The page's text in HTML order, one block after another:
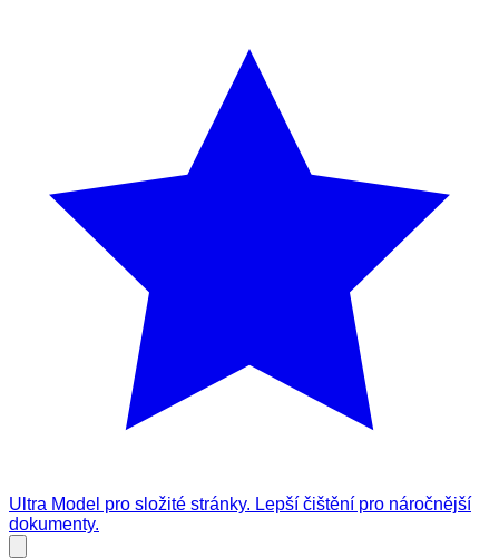
Ultra Model pro složité stránky. Lepší čištění pro náročnější
dokumenty.